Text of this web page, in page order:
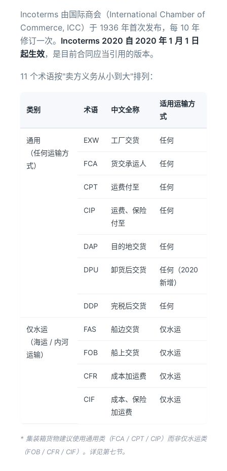
Incoterms 由国际商会（International Chamber of
Commerce, ICC）于 1936 年首次发布，每 10 年
修订一次。 Incoterms 2020 自 2020 年 1 月 1 日
起生效，是目前合同应当引用的版本。
11 个术语按"卖方义务从小到大"排列：
类别 术语 中文全称
适用运输方
式
通用
（任何运输方
式）
EXW 工厂交货 任何
FCA 货交承运人 任何
CPT 运费付至 任何
CIP
运费、保险
付至
任何
DAP 目的地交货 任何
DPU 卸货后交货
任何（2020
新增）
DDP 完税后交货 任何
仅水运
（海运 / 内河
运输）
FAS 船边交货 仅水运
FOB 船上交货 仅水运
CFR 成本加运费 仅水运
CIF
成本、保险
加运费
仅水运
* 集装箱货物建议使用通用类（FCA / CPT / CIP）而非仅水运类
（FOB / CFR / CIF）。详见第七节。